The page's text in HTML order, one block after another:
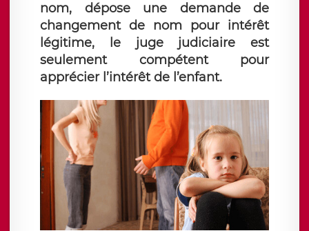
nom, dépose une demande de
changement de nom pour intérêt
légitime, le juge judiciaire est
seulement compétent pour
apprécier l’intérêt de l’enfant.